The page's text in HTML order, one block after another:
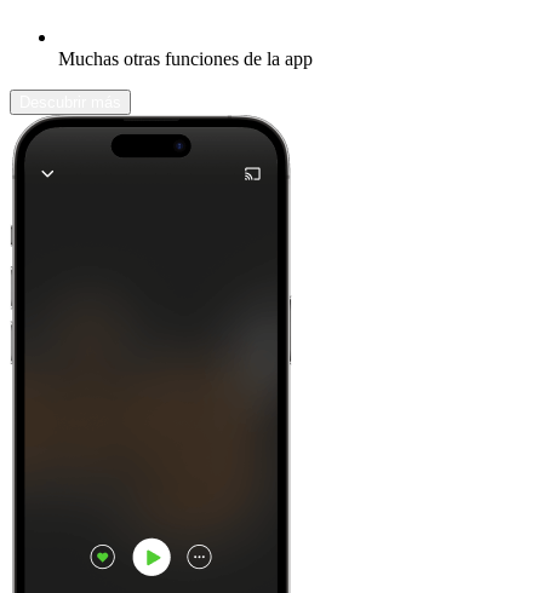
Muchas otras funciones de la app